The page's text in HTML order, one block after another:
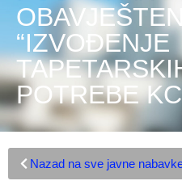
“IZVOĐENJE
POTREBE
Nazad na sve javne